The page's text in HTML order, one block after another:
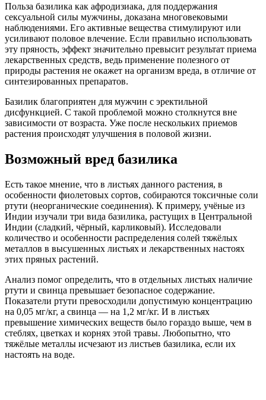
Польза базилика как афродизиака, для поддержания
сексуальной силы мужчины, доказана многовековыми
наблюдениями. Его активные вещества стимулируют или
усиливают половое влечение. Если правильно использовать
эту пряность, эффект значительно превысит результат приема
лекарственных средств, ведь применение полезного от
природы растения не окажет на организм вреда, в отличие от
синтезированных препаратов.
Базилик благоприятен для мужчин с эректильной
дисфункцией. С такой проблемой можно столкнутся вне
зависимости от возраста. Уже после нескольких приемов
растения происходят улучшения в половой жизни.
Возможный вред базилика
Есть такое мнение, что в листьях данного растения, в
особенности фиолетовых сортов, собираются токсичные соли
ртути (неорганические соединения). К примеру, учёные из
Индии изучали три вида базилика, растущих в Центральной
Индии (сладкий, чёрный, карликовый). Исследовали
количество и особенности распределения солей тяжёлых
металлов в высушенных листьях и лекарственных настоях
этих пряных растений.
Анализ помог определить, что в отдельных листьях наличие
ртути и свинца превышает безопасное содержание.
Показатели ртути превосходили допустимую концентрацию
на 0,05 мг/кг, а свинца — на 1,2 мг/кг. И в листьях
превышение химических веществ было гораздо выше, чем в
стеблях, цветках и корнях этой травы. Любопытно, что
тяжёлые металлы исчезают из листьев базилика, если их
настоять на воде.